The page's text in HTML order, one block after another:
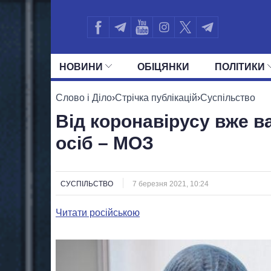
НОВИНИ ОБIЦЯНКИ ПОЛIТИКИ
УСІ ПОЛІТИКИ ПРЕЗИДЕНТ І ОФІС
Слово і Діло›Стрічка публікацій›Суспільство
Від коронавірусу вже
осіб – МОЗ
СУСПІЛЬСТВО 7 березня 2021, 10:24
Читати російською